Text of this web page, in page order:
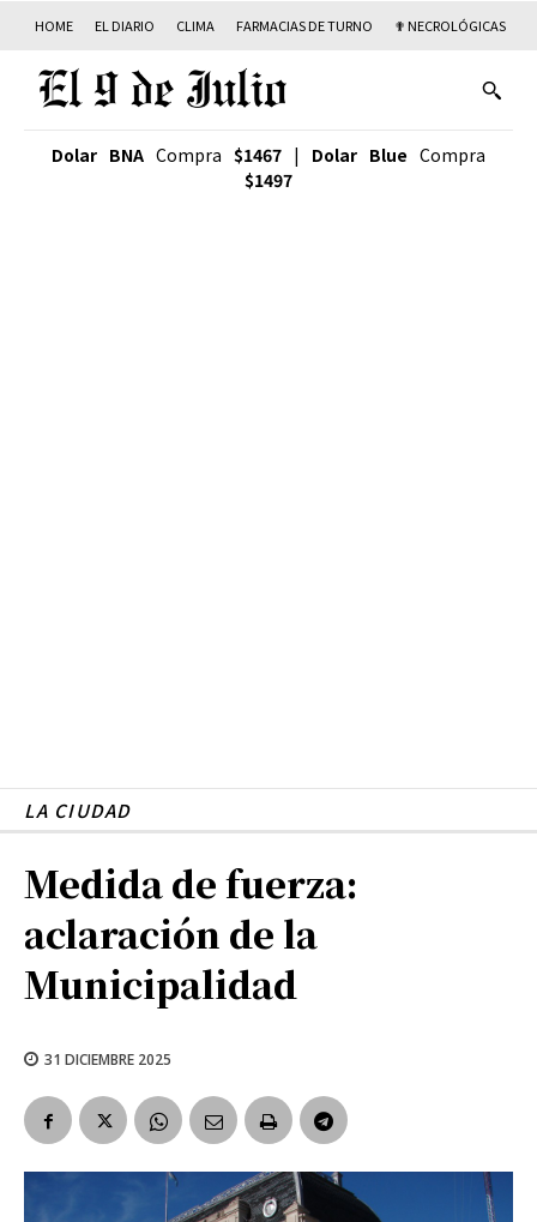
HOME EL DIARIO CLIMA FARMACIAS DE TURNO ✟ NECROLÓGICAS
Dolar BNA Compra $1467 | Dolar Blue Compra
$1497
LA CIUDAD
Medida de fuerza:
aclaración de la
Municipalidad
31 DICIEMBRE 2025